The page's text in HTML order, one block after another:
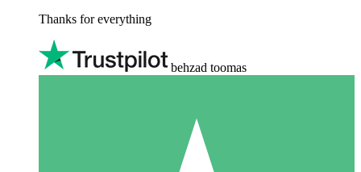
Thanks for everything
behzad toomas